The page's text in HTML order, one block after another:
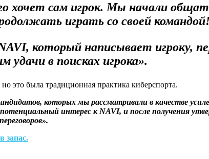
хочет сам игрок. Мы начали
играть со своей командой!
который написывает игроку,
удачи в поисках игрока».
это была традиционная практика киберспорта.
которых мы рассматривали в качестве
интерес к NAVI, и после получения
запас.